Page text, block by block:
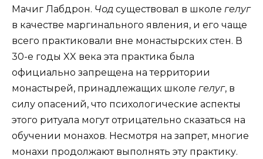
Мачиг Лабдрон. Чод существовал в школе гелуг
в качестве маргинального явления, и его чаще
всего практиковали вне монастырских стен. В
30-е годы XX века эта практика была
официально запрещена на территории
монастырей, принадлежащих школе гелуг, в
силу опасений, что психологические аспекты
этого ритуала могут отрицательно сказаться на
обучении монахов. Несмотря на запрет, многие
монахи продолжают выполнять эту практику.